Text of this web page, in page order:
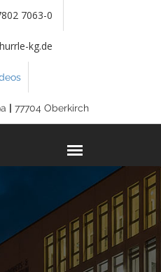
7063-0
kg.de
| 77704 Oberkirch